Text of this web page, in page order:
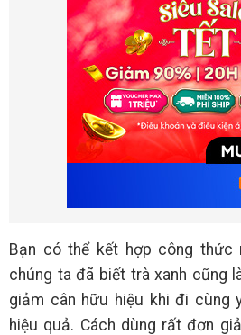
Bạn có thể kết hợp công thức
chúng ta đã biết trà xanh cũng
giảm cân hữu hiệu khi đi cùng
hiệu quả. Cách dùng rất đơn